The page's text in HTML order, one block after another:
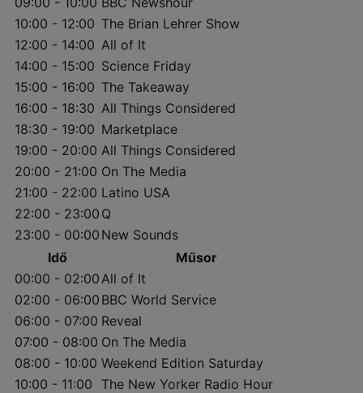
10:00 - 12:00 The Brian Lehrer Show
12:00 - 14:00 All of It
14:00 - 15:00 Science Friday
15:00 - 16:00 The Takeaway
16:00 - 18:30 All Things Considered
18:30 - 19:00 Marketplace
19:00 - 20:00 All Things Considered
20:00 - 21:00 On The Media
21:00 - 22:00 Latino USA
22:00 - 23:00 Q
23:00 - 00:00 New Sounds
Idő
Műsor
00:00 - 02:00All of It
02:00 - 06:00 BBC World Service
06:00 - 07:00 Reveal
07:00 - 08:00 On The Media
08:00 - 10:00 Weekend Edition Saturday
10:00 - 11:00
The New Yorker Radio Hour